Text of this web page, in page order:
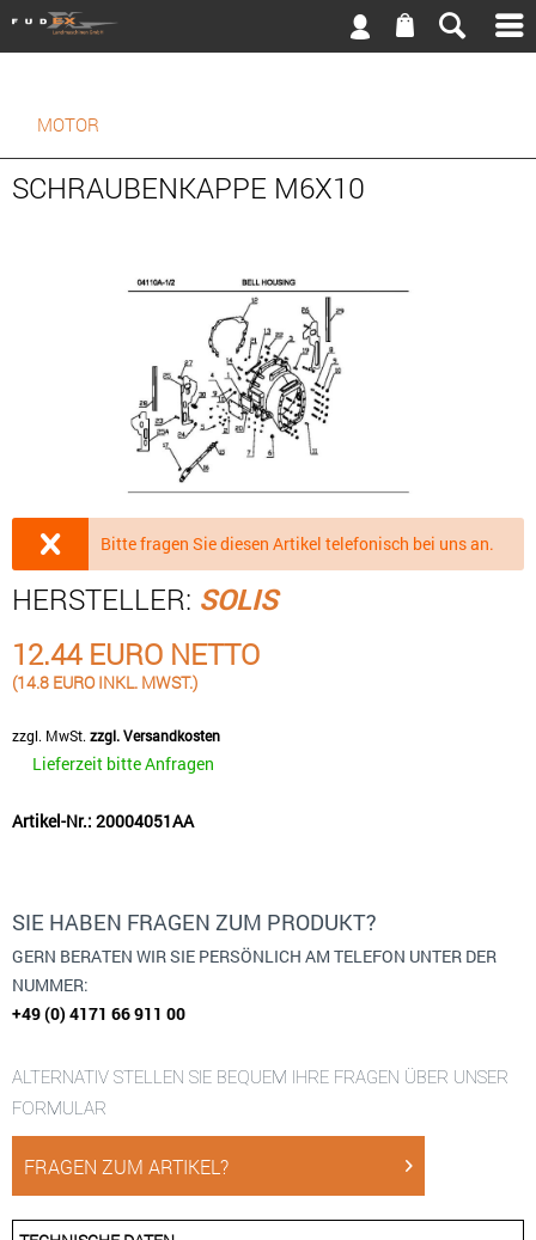
MOTOR
SCHRAUBENKAPPE M6X10
Bitte fragen Sie diesen Artikel telefonisch bei uns an.
HERSTELLER: SOLIS
12.44 EURO NETTO
(14.8 EURO INKL. MWST.)
zzgl. MwSt. zzgl. Versandkosten
Lieferzeit bitte Anfragen
Artikel-Nr.: 20004051AA
SIE HABEN FRAGEN ZUM PRODUKT?
GERN BERATEN WIR SIE PERSÖNLICH AM TELEFON UNTER DER
NUMMER:
+49 (0) 4171 66 911 00
ALTERNATIV STELLEN SIE BEQUEM IHRE FRAGEN ÜBER UNSER
FORMULAR
FRAGEN ZUM ARTIKEL?